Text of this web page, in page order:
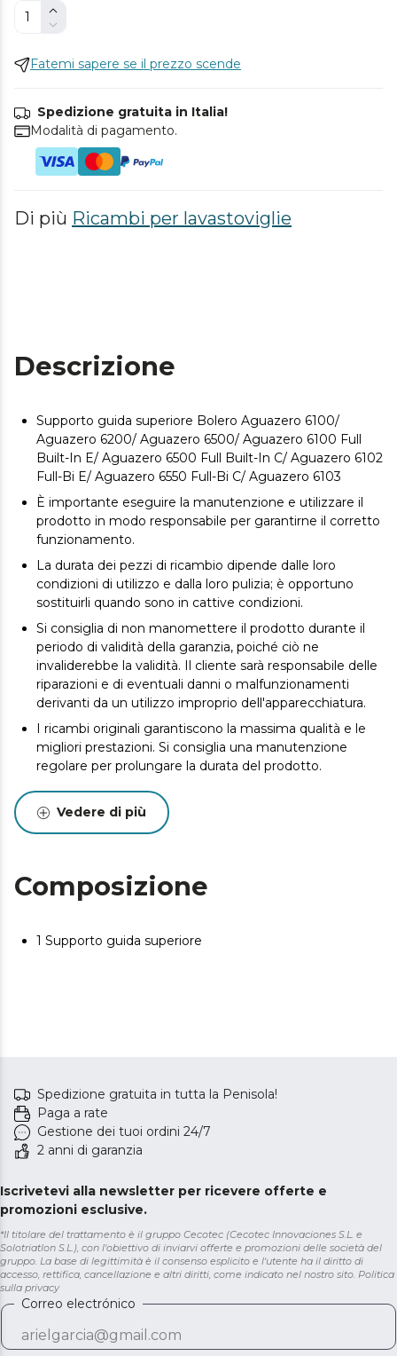
Fatemi sapere se il prezzo scende
Spedizione gratuita in Italia!
Modalità di pagamento.
Di più Ricambi per lavastoviglie
Descrizione
Supporto guida superiore Bolero Aguazero 6100/
Aguazero 6200/ Aguazero 6500/ Aguazero 6100 Full
Built-In E/ Aguazero 6500 Full Built-In C/ Aguazero 6102
Full-Bi E/ Aguazero 6550 Full-Bi C/ Aguazero 6103
È importante eseguire la manutenzione e utilizzare il
prodotto in modo responsabile per garantirne il corretto
funzionamento.
La durata dei pezzi di ricambio dipende dalle loro
condizioni di utilizzo e dalla loro pulizia; è opportuno
sostituirli quando sono in cattive condizioni.
Si consiglia di non manomettere il prodotto durante il
periodo di validità della garanzia, poiché ciò ne
invaliderebbe la validità. Il cliente sarà responsabile delle
riparazioni e di eventuali danni o malfunzionamenti
derivanti da un utilizzo improprio dell'apparecchiatura.
I ricambi originali garantiscono la massima qualità e le
migliori prestazioni. Si consiglia una manutenzione
regolare per prolungare la durata del prodotto.
Vedere di più
Composizione
1 Supporto guida superiore
Spedizione gratuita in tutta la Penisola!
Paga a rate
Gestione dei tuoi ordini 24/7
2 anni di garanzia
Iscrivetevi alla newsletter per ricevere offerte e
promozioni esclusive.
*Il titolare del trattamento è il gruppo Cecotec (Cecotec Innovaciones S.L. e
Solotriatlon S.L.), con l'obiettivo di inviarvi offerte e promozioni delle società del
gruppo. La base di legittimità è il consenso esplicito e l'utente ha il diritto di
accesso, rettifica, cancellazione e altri diritti, come indicato nel nostro sito. Politica
sulla privacy
Correo electrónico